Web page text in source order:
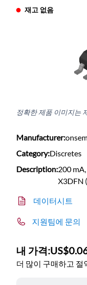
재고 없음
정확한 제품 이미지는
Manufacturer:
Category:Discretes
Description:200
X3DFN
데이터시트
지원팀에 문의
내 가격:
더 많이 구매하고